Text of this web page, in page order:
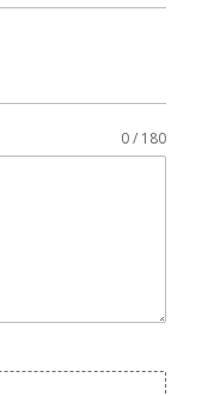
0 / 180